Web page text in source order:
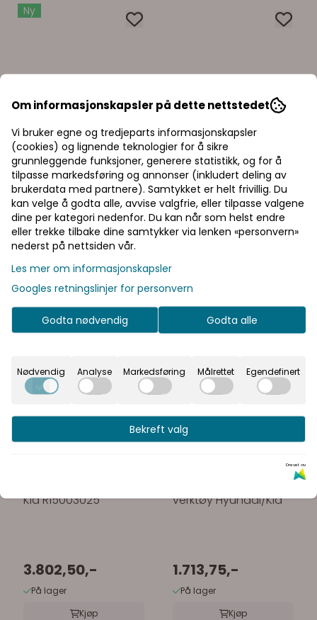
Ny
Kia R15003025
3.802,50,-
På lager
Kjøp
verktøy Hyundai/Kia
1.713,75,-
På lager
Kjøp
Priser inkl. eller
ekskl. mva
velge om du vil se
prisene med eller uten
moms.
Inkl.
Ekskl.
Om informasjonskapsler på dette nettstedet
Vi bruker egne og tredjeparts informasjonskapsler
(cookies) og lignende teknologier for å sikre
grunnleggende funksjoner, generere statistikk, og for å
tilpasse markedsføring og annonser (inkludert deling av
brukerdata med partnere). Samtykket er helt frivillig. Du
kan velge å godta alle, avvise valgfrie, eller tilpasse valgene
dine per kategori nedenfor. Du kan når som helst endre
eller trekke tilbake dine samtykker via lenken «personvern»
nederst på nettsiden vår.
Les mer om informasjonskapsler
Googles retningslinjer for personvern
Godta nødvendig Godta alle
Nødvendig Analyse Markedsføring Målrettet Egendefinert
Bekreft valg
Drevet av